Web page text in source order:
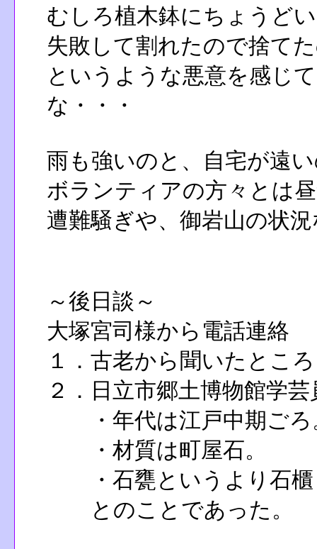
むしろ植木鉢にちょうど
失敗して割れたので捨て
というような悪意を感じ
な・・・
雨も強いのと、自宅が遠
ボランティアの方々とは
遭難騒ぎや、御岩山の状
～後日談～
大塚宮司様から電話連絡
１．古老から聞いたとこ
２．日立市郷土博物館学
・年代は江戸中期ごろ
・材質は町屋石。
・石甕というより石櫃
とのことであった。